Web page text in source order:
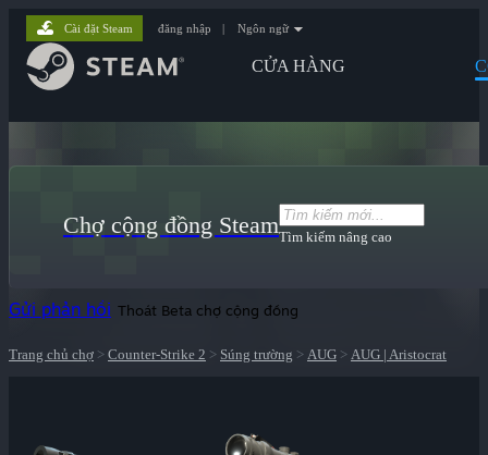
CỬA HÀNG
Cài đặt Steam đăng nhập | Ngôn ngữ
Chợ cộng đồng SteamTìm kiếm nâng cao
Gửi phản hồi Thoát Beta chợ cộng đồng
Trang chủ chợ > Counter-Strike 2 > Súng trường > AUG > AUG | Aristocrat